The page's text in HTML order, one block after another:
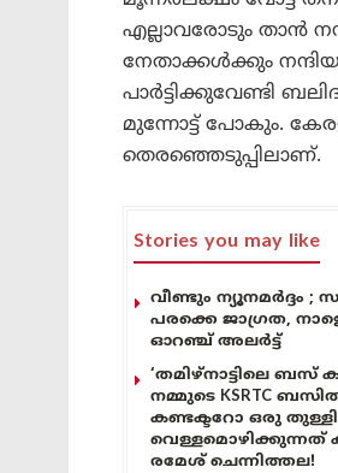
എല്ലാവരോടും താൻ
നേതാക്കൾക്കും
പാർട്ടിക്കുവേണ്ടി
മുന്നോട്ട് പോകും.
തെരഞ്ഞെടുപ്പിലാണ്.
Stories you may like
വീണ്ടും ന്യൂനമർദ്ദം ;
പരക്കെ ജാഗ്രത,
ഓറഞ്ച് അലർട്ട്
‘തമിഴ്‌നാട്ടിലെ ബസ്
നമ്മുടെ KSRTC
കണ്ടക്ടറോ ഒരു തുള്ളി
വെള്ളമൊഴിക്കുന്നത്
രമേശ് ചെന്നിത്തല!